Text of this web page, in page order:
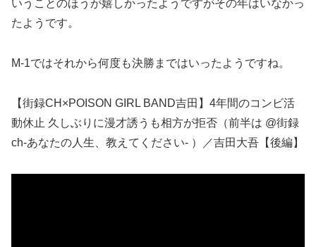
いうことのほうが嬉しかったようですがその年はいなかっ
たようです。
M-1ではそれから何度も決勝まではいったようですね。
【街録CH×POISON GIRL BAND吉田】4年間のコンビ活
動休止 久しぶりに漫才誘うも相方が拒否（前半は @街録
ch-あなたの人生、教えてください- ）／吉田大吾【後編】